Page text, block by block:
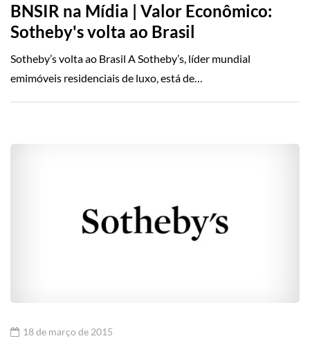
BNSIR na Mídia | Valor Econômico:
Sotheby's volta ao Brasil
Sotheby’s volta ao Brasil A Sotheby’s, líder mundial
emimóveis residenciais de luxo, está de…
18 de março de 2015